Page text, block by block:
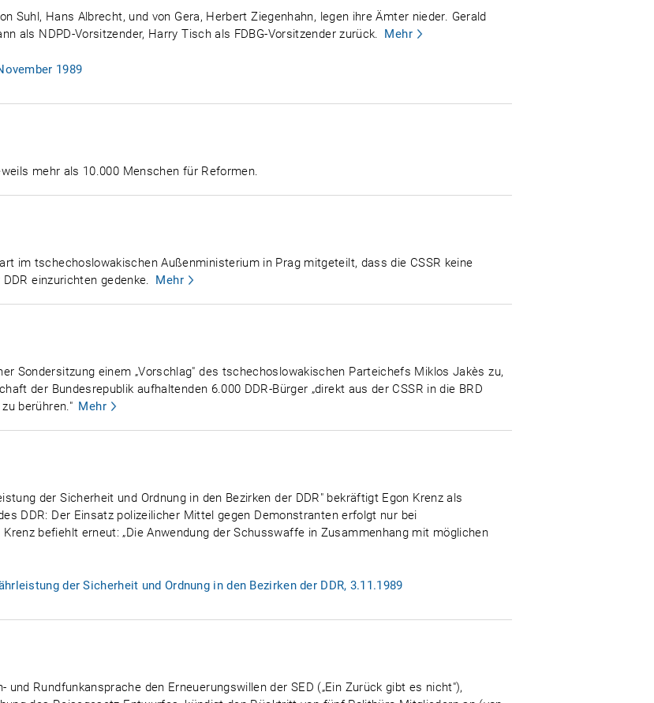
Suhl, Hans Albrecht, und von Gera, Herbert Ziegenhahn, legen ihre Ämter nieder. Gerald
als NDPD-Vorsitzender, Harry Tisch als FDBG-Vorsitzender zurück.
Mehr
1989
mehr als 10.000 Menschen für Reformen.
im tschechoslowakischen Außenministerium in Prag mitgeteilt, dass die CSSR keine
einzurichten gedenke.
Mehr
Sondersitzung einem „Vorschlag" des tschechoslowakischen Parteichefs Miklos Jakès zu,
der Bundesrepublik aufhaltenden 6.000 DDR-Bürger „direkt aus der CSSR in die BRD
berühren." Mehr
der Sicherheit und Ordnung in den Bezirken der DDR" bekräftigt Egon Krenz als
DDR: Der Einsatz polizeilicher Mittel gegen Demonstranten erfolgt nur bei
befiehlt erneut: „Die Anwendung der Schusswaffe in Zusammenhang mit möglichen
der Sicherheit und Ordnung in den Bezirken der DDR, 3.11.1989
und Rundfunkansprache den Erneuerungswillen der SED („Ein Zurück gibt es nicht"),